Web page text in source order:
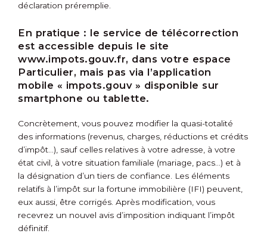
déclaration préremplie.
En pratique : le service de télécorrection
est accessible depuis le site
www.impots.gouv.fr, dans votre espace
Particulier, mais pas via l’application
mobile « impots.gouv » disponible sur
smartphone ou tablette.
Concrètement, vous pouvez modifier la quasi-totalité
des informations (revenus, charges, réductions et crédits
d’impôt…), sauf celles relatives à votre adresse, à votre
état civil, à votre situation familiale (mariage, pacs…) et à
la désignation d’un tiers de confiance. Les éléments
relatifs à l’impôt sur la fortune immobilière (IFI) peuvent,
eux aussi, être corrigés. Après modification, vous
recevrez un nouvel avis d’imposition indiquant l’impôt
définitif.